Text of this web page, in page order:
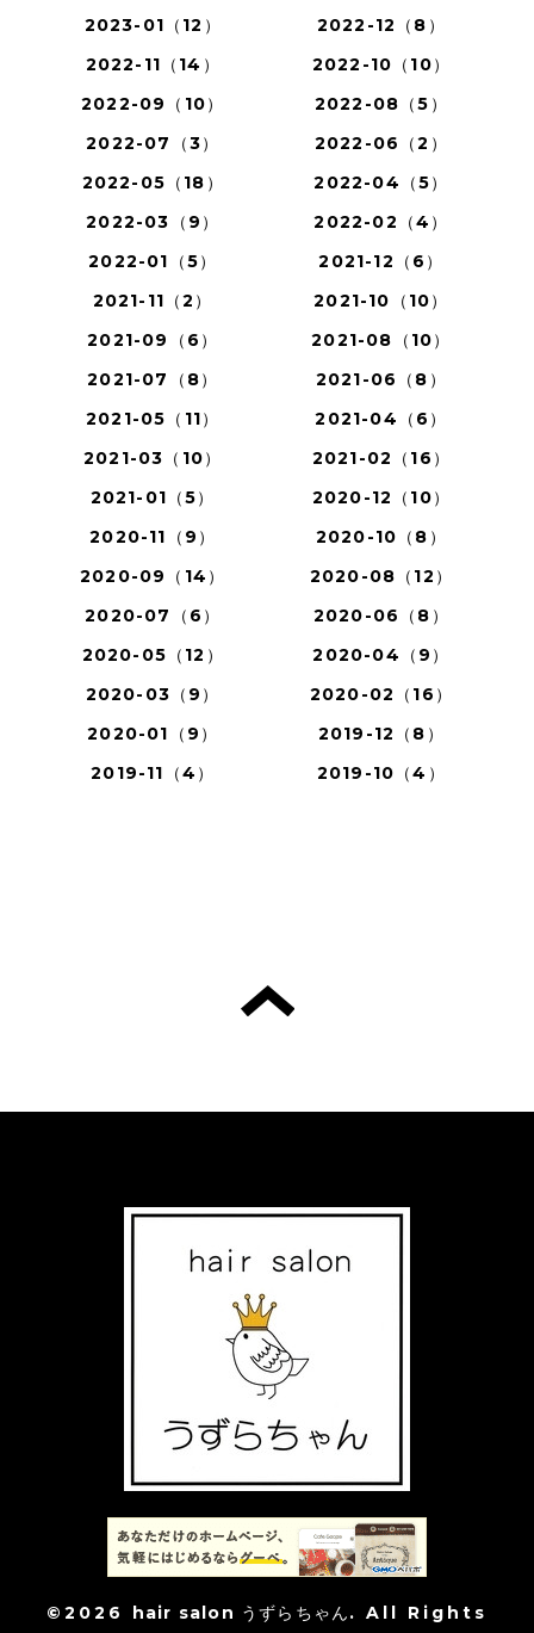
2023-01（12）
2022-12（8）
2022-11（14）
2022-10（10）
2022-09（10）
2022-08（5）
2022-07（3）
2022-06（2）
2022-05（18）
2022-04（5）
2022-03（9）
2022-02（4）
2022-01（5）
2021-12（6）
2021-11（2）
2021-10（10）
2021-09（6）
2021-08（10）
2021-07（8）
2021-06（8）
2021-05（11）
2021-04（6）
2021-03（10）
2021-02（16）
2021-01（5）
2020-12（10）
2020-11（9）
2020-10（8）
2020-09（14）
2020-08（12）
2020-07（6）
2020-06（8）
2020-05（12）
2020-04（9）
2020-03（9）
2020-02（16）
2020-01（9）
2019-12（8）
2019-11（4）
2019-10（4）
©2026 hair salon うずらちゃん. All Rights